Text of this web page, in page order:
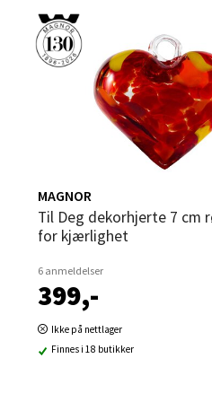
MAGNOR
Til Deg dekorhjerte 7 cm rød Et hjerte
for kjærlighet
6 anmeldelser
399,-
Ikke på nettlager
Finnes i 18 butikker
Sandvika - Thon
Brodtkorbsgate 7, 1338
Åpent i dag 10-21
Bergen - Thon
Sartorvegen 12, 5353
Åpent i dag 10-21